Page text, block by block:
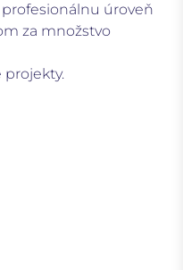
úroveň
za množstvo
projekty.